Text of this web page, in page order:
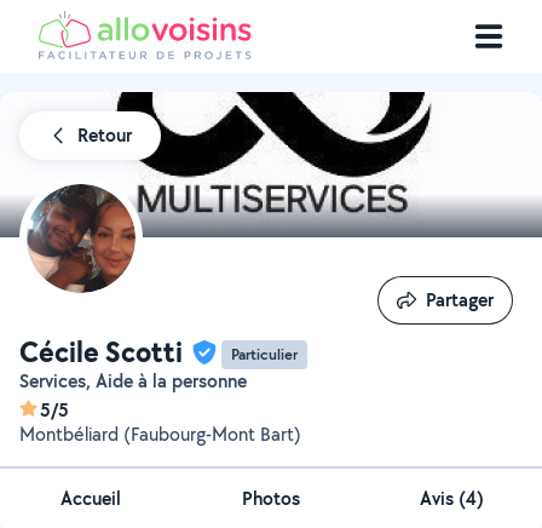
Retour
Cécile Scotti Particulier
Services, Aide à la personne
5/5
Montbéliard (Faubourg-Mont Bart)
Partager
Partager
Accueil Photos Avis (4)